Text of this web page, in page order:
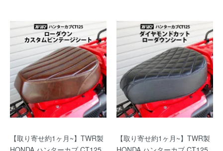
【取り寄せ約1ヶ月~】TWR製
【取り寄せ約1ヶ月~】TWR製